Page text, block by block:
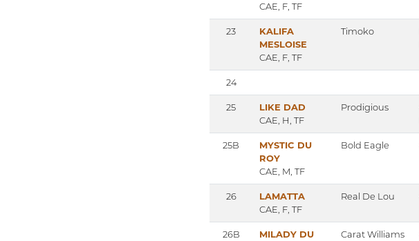
CAE, F, TF
23
KALIFA
MESLOISE
CAE, F, TF
Timoko
24
25
LIKE DAD
CAE, H, TF
Prodigious
25B
MYSTIC DU
ROY
CAE, M, TF
Bold Eagle
26
LAMATTA
CAE, F, TF
Real De Lou
26B
MILADY DU
Carat Williams